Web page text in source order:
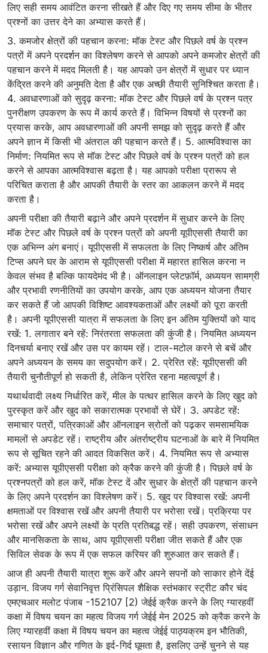
लिए सही समय आवंटित करना सीखते हैं और दिए गए समय सीमा के भीतर
प्रश्नों का उत्तर देने का अभ्यास करते हैं।
3. कमजोर क्षेत्रों की पहचान करना: मॉक टेस्ट और पिछले वर्ष के प्रश्न
पत्रों में अपने प्रदर्शन का विश्लेषण करने से आपको अपने कमजोर क्षेत्रों की
पहचान करने में मदद मिलती है। यह आपको उन क्षेत्रों में सुधार पर ध्यान
केंद्रित करने की अनुमति देता है और एक अच्छी तैयारी सुनिश्चित करता है।
4. अवधारणाओं को सुदृढ़ करना: मॉक टेस्ट और पिछले वर्ष के प्रश्न पत्र
पुनरीक्षण उपकरण के रूप में कार्य करते हैं। विभिन्न विषयों से प्रश्नों का
प्रयास करके, आप अवधारणाओं की अपनी समझ को सुदृढ़ करते हैं और
अपने ज्ञान में किसी भी अंतराल की पहचान करते हैं। 5. आत्मविश्वास का
निर्माण: नियमित रूप से मॉक टेस्ट और पिछले वर्ष के प्रश्न पत्रों को हल
करने से आपका आत्मविश्वास बढ़ता है। यह आपको परीक्षा प्रारूप से
परिचित कराता है और आपकी तैयारी के स्तर का आकलन करने में मदद
करता है।
अपनी परीक्षा की तैयारी बढ़ाने और अपने प्रदर्शन में सुधार करने के लिए
मॉक टेस्ट और पिछले वर्ष के प्रश्न पत्रों को अपनी यूपीएससी तैयारी का
एक अभिन्न अंग बनाएं। यूपीएससी में सफलता के लिए निष्कर्ष और अंतिम
टिप्स अपने घर के आराम से यूपीएससी परीक्षा में महारत हासिल करना न
केवल संभव है बल्कि फायदेमंद भी है। ऑनलाइन प्लेटफ़ॉर्म, अध्ययन सामग्री
और प्रभावी रणनीतियों का उपयोग करके, आप एक अध्ययन योजना तैयार
कर सकते हैं जो आपकी विशिष्ट आवश्यकताओं और लक्ष्यों को पूरा करती
है। अपनी यूपीएससी यात्रा में सफलता के लिए इन अंतिम युक्तियों को याद
रखें: 1. लगातार बने रहें: निरंतरता सफलता की कुंजी है। नियमित अध्ययन
दिनचर्या बनाए रखें और उस पर कायम रहें। टाल-मटोल करने से बचें और
अपने अध्ययन के समय का सदुपयोग करें। 2. प्रेरित रहें: यूपीएससी की
तैयारी चुनौतीपूर्ण हो सकती है, लेकिन प्रेरित रहना महत्वपूर्ण है।
यथार्थवादी लक्ष्य निर्धारित करें, मील के पत्थर हासिल करने के लिए खुद को
पुरस्कृत करें और खुद को सकारात्मक प्रभावों से घेरें। 3. अपडेट रहें:
समाचार पत्रों, पत्रिकाओं और ऑनलाइन स्रोतों को पढ़कर समसामयिक
मामलों से अपडेट रहें। राष्ट्रीय और अंतर्राष्ट्रीय घटनाओं के बारे में नियमित
रूप से सूचित रहने की आदत विकसित करें। 4. नियमित रूप से अभ्यास
करें: अभ्यास यूपीएससी परीक्षा को क्रैक करने की कुंजी है। पिछले वर्ष के
प्रश्नपत्रों को हल करें, मॉक टेस्ट दें और सुधार के क्षेत्रों की पहचान करने
के लिए अपने प्रदर्शन का विश्लेषण करें। 5. खुद पर विश्वास रखें: अपनी
क्षमताओं पर विश्वास रखें और अपनी तैयारी पर भरोसा रखें। प्रक्रिया पर
भरोसा रखें और अपने लक्ष्यों के प्रति प्रतिबद्ध रहें। सही उपकरण, संसाधन
और मानसिकता के साथ, आप यूपीएससी परीक्षा जीत सकते हैं और एक
सिविल सेवक के रूप में एक सफल करियर की शुरुआत कर सकते हैं।
आज ही अपनी तैयारी यात्रा शुरू करें और अपने सपनों को साकार होने देंई
उड़ान. विजय गर्ग सेवानिवृत्त प्रिंसिपल शैक्षिक स्तंभकार स्ट्रीट कौर चंद
एमएचआर मलोट पंजाब -152107 [2) जेईई क्रैक करने के लिए ग्यारहवीं
कक्षा में विषय चयन का महत्व विजय गर्ग जेईई मेन 2025 को क्रैक करने के
लिए ग्यारहवीं कक्षा में विषय चयन का महत्व जेईई पाठ्यक्रम इन भौतिकी,
रसायन विज्ञान और गणित के इर्द-गिर्द घूमता है, इसलिए उन्हें चुनने से यह